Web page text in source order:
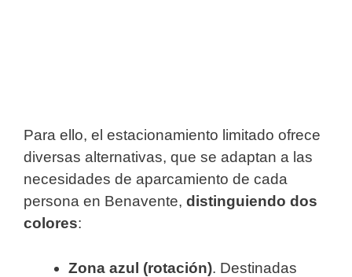
Para ello, el estacionamiento limitado ofrece
diversas alternativas, que se adaptan a las
necesidades de aparcamiento de cada
persona en Benavente, distinguiendo dos
colores:
Zona azul (rotación). Destinadas